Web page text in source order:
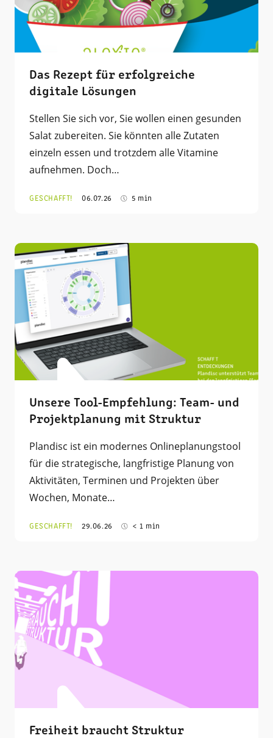
Das Rezept für erfolgreiche
digitale Lösungen
Stellen Sie sich vor, Sie wollen einen gesunden
Salat zubereiten. Sie könnten alle Zutaten
einzeln essen und trotzdem alle Vitamine
aufnehmen. Doch…
GESCHAFFT! 06.07.26 5 min
Unsere Tool-Empfehlung: Team- und
Projektplanung mit Struktur
Plandisc ist ein modernes Onlineplanungstool
für die strategische, langfristige Planung von
Aktivitäten, Terminen und Projekten über
Wochen, Monate…
GESCHAFFT! 29.06.26 < 1 min
Freiheit braucht Struktur